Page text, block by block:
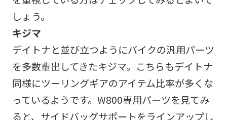
しょう。
キジマ
デイトナと並び立つようにバイクの汎用パーツ
を多数輩出してきたキジマ。こちらもデイトナ
同様にツーリングギアのアイテム比率が多くな
っているようです。W800専用パーツを見てみ
ると、サイドバッグサポートをラインアップし